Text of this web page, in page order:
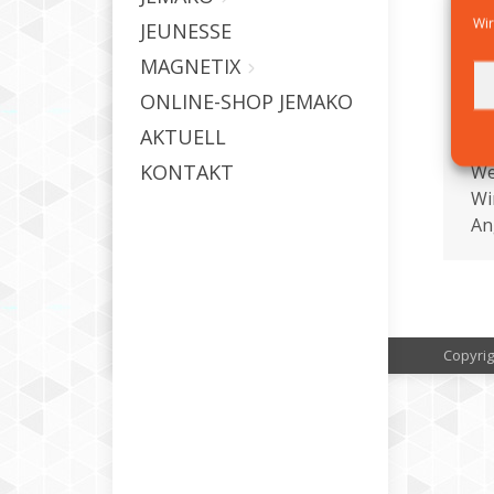
JEUNESSE
MAGNETIX
ONLINE-SHOP JEMAKO
AKTUELL
KONTAKT
In